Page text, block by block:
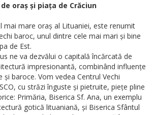
oraș și piața de Crăciun
mai mare oraș al Lituaniei, este renumit
baroc, unul dintre cele mai mari și bine
de Est.
ne va dezvălui o capitală încărcată de
impresionantă, combinând influențe
și baroce. Vom vedea Centrul Vechi
cu străzi înguste și pietruite, piețe pline
Primăria, Biserica Sf. Ana, un exemplu
gotică lituaniană, și Biserica Sfântul